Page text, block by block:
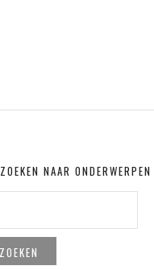
ZOEKEN NAAR ONDERWERPEN